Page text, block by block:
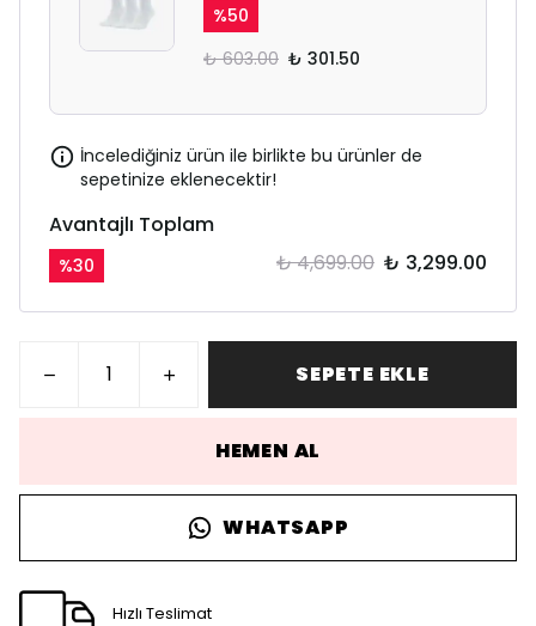
%50
₺ 603.00 ₺ 301.50
İncelediğiniz ürün ile birlikte bu ürünler de
sepetinize eklenecektir!
Avantajlı Toplam
%30 ₺ 4,699.00 ₺ 3,299.00
SEPETE EKLE
HEMEN AL
WHATSAPP
Hızlı Teslimat